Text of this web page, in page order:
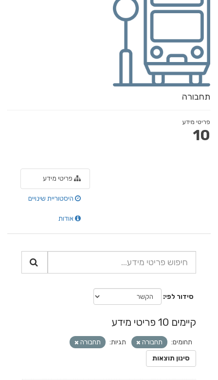
תחבורה
פריטי מידע
10
פריטי מידע
היסטוריית שינויים
אודות
סידור לפי
קיימים 10 פריטי מידע
תחומים: תחבורה תגיות:
תחבורה
סינון תוצאות